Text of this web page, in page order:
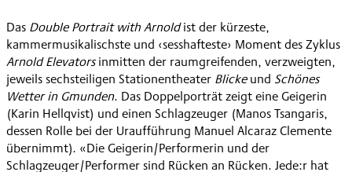
Das Double Portrait with Arnoldist der kürzeste,
kammermusikalischste und ‹sesshafteste› Moment des Zyklus
Arnold Elevatorsinmitten der raumgreifenden, verzweigten,
jeweils sechsteiligen Stationentheater Blickeund Schönes
Wetter in Gmunden. Das Doppelporträt zeigt eine Geigerin
(Karin Hellqvist) und einen Schlagzeuger (Manos Tsangaris,
dessen Rolle bei der Uraufführung Manuel Alcaraz Clemente
übernimmt). «Die Geigerin/Performerin und der
Schlagzeuger/Performer sind Rücken an Rücken. Jede:r hat